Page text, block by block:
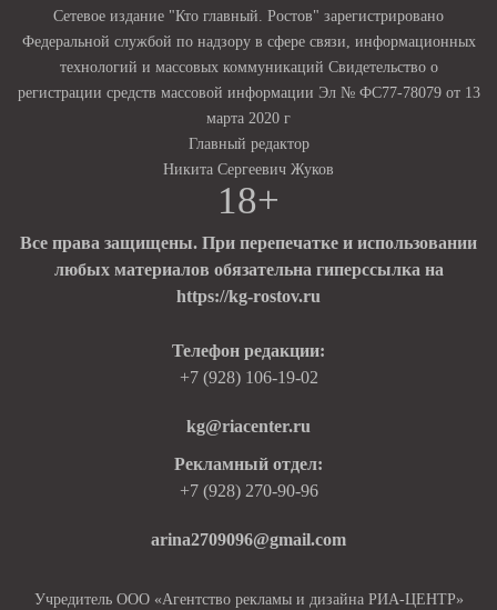
Сетевое издание "Кто главный. Ростов" зарегистрировано
Федеральной службой по надзору в сфере связи, информационных
технологий и массовых коммуникаций Свидетельство о
регистрации средств массовой информации Эл № ФС77-78079 от 13
марта 2020 г
Главный редактор
Никита Сергеевич Жуков
18+
Все права защищены. При перепечатке и использовании
любых материалов обязательна гиперссылка на
https://kg-rostov.ru
Телефон редакции:
+7 (928) 106-19-02
kg@riacenter.ru
Рекламный отдел:
+7 (928) 270-90-96
arina2709096@gmail.com
Учредитель ООО «Агентство рекламы и дизайна РИА-ЦЕНТР»